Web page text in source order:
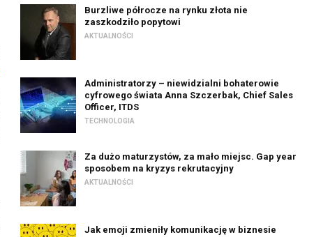
Burzliwe półrocze na rynku złota nie
zaszkodziło popytowi
AKTUALNOŚCI
Administratorzy – niewidzialni bohaterowie
cyfrowego świata Anna Szczerbak, Chief Sales
Officer, ITDS
TECHNOLOGIA
Za dużo maturzystów, za mało miejsc. Gap year
sposobem na kryzys rekrutacyjny
AKTUALNOŚCI
Jak emoji zmieniły komunikację w biznesie